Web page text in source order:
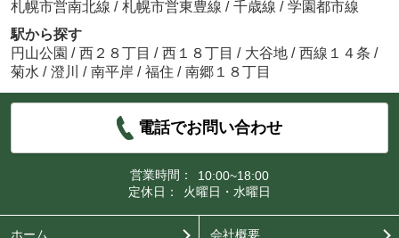
札幌市営南北線 / 札幌市営東豊線 / 千歳線 / 学園都市線
駅から探す
円山公園 / 西２８丁目 / 西１８丁目 / 大谷地 / 西線１４条 /
菊水 / 澄川 / 南平岸 / 福住 / 南郷１８丁目
電話でお問い合わせ
営業時間：
10:00~18:00
定休日：
火曜日・水曜日
ホーム 会社概要